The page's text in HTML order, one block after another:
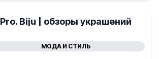
Pro. Biju | обзоры украшений
МОДА И СТИЛЬ